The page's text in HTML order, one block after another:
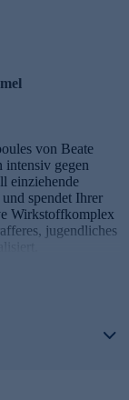
und trägt zu
von Beate
intensiv gegen
einziehende
spendet Ihrer
Wirkstoffkomplex
jugendliches